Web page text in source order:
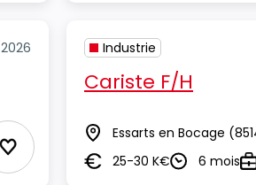
Ajouter aux Favoris
Industrie
Cariste F/H
Lieu Essarts en Bocage
Salaire25-30 K€Durée6 mois